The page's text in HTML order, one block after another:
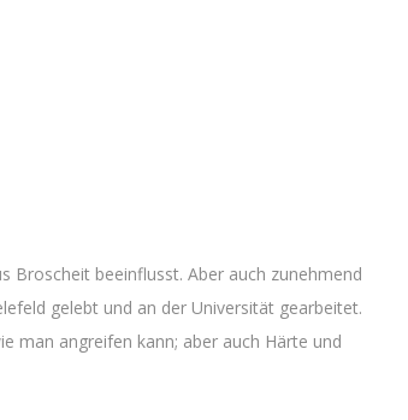
Broscheit beeinflusst. Aber auch zunehmend
gelebt und an der Universität gearbeitet.
man angreifen kann; aber auch Härte und